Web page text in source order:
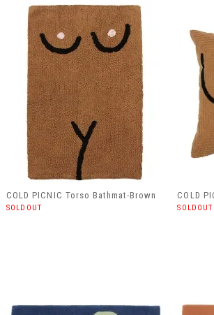
COLD PICNIC Torso Bathmat-Brown
SOLDOUT
COLD
SOLDOUT